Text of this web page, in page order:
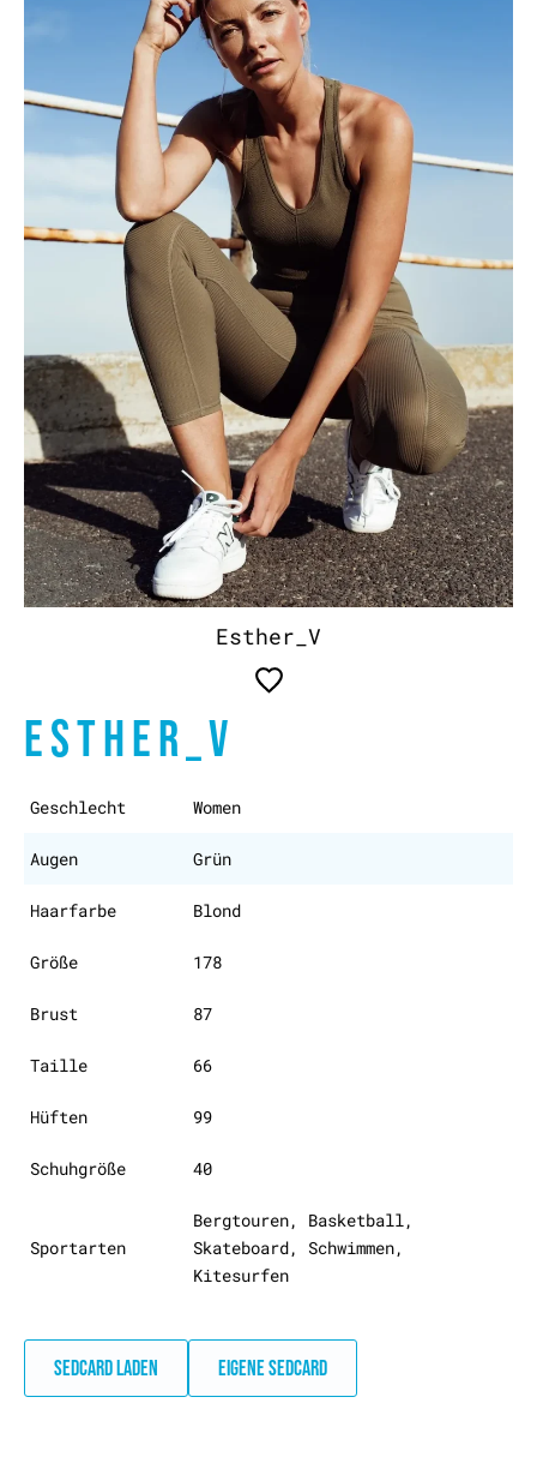
Esther_V
ESTHER_V
Geschlecht Women
Augen Grün
Haarfarbe Blond
Größe 178
Brust 87
Taille 66
Hüften 99
Schuhgröße 40
Sportarten
Bergtouren, Basketball,
Skateboard, Schwimmen,
Kitesurfen
SEDCARD LADEN EIGENE SEDCARD